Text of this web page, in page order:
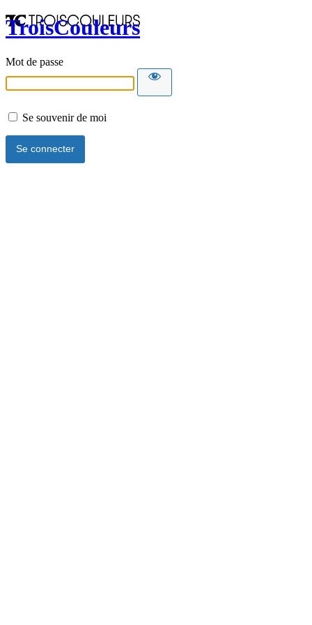
TroisCouleurs
Mot de passe
Se souvenir de moi